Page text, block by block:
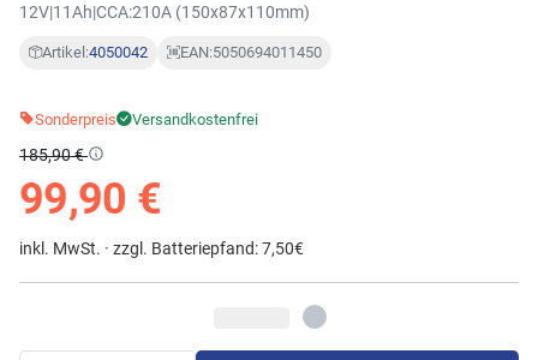
12V|11Ah|CCA:210A (150x87x110mm)
Artikel:4050042 EAN:5050694011450
Sonderpreis Versandkostenfrei
185,90 €
99,90 €
inkl. MwSt. · zzgl. Batteriepfand: 7,50€